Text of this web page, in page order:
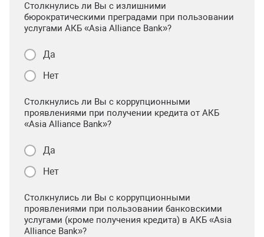
Столкнулись ли Вы с излишними
бюрократическими преградами при пользовании
услугами АКБ «Asia Alliance Bank»?
Да
Нет
Столкнулись ли Вы с коррупционными
проявлениями при получении кредита от АКБ
«Asia Alliance Bank»?
Да
Нет
Столкнулись ли Вы с коррупционными
проявлениями при пользовании банковскими
услугами (кроме получения кредита) в АКБ «Asia
Alliance Bank»?